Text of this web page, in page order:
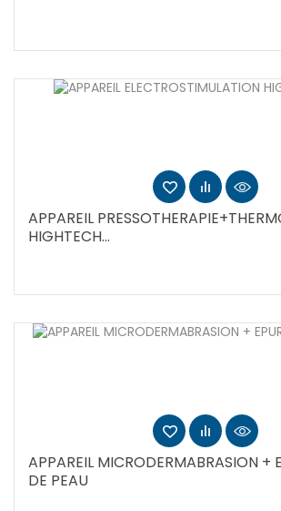
APPAREIL
HIGHTECH...
APPAREIL MICRODERMABRASION +
DE PEAU